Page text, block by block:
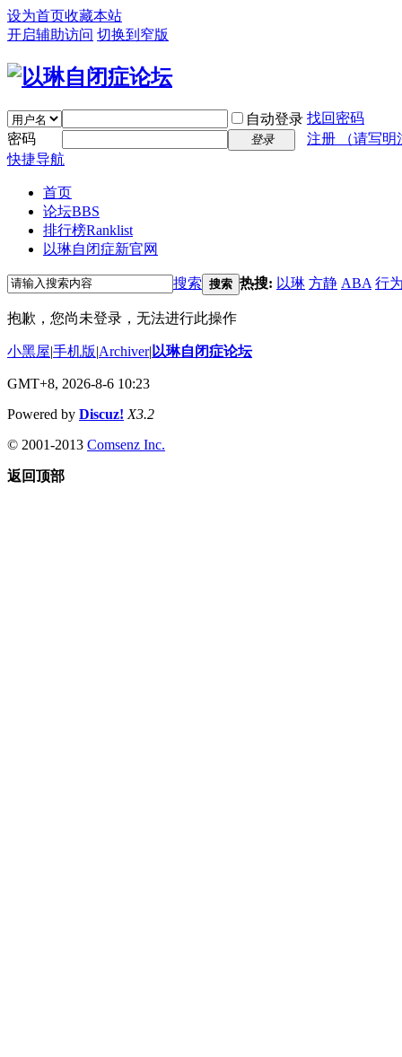
设为首页收藏本站
开启辅助访问 切换到窄版
自动登录 找回密码
密码
登录
注册 （请写明
快捷导航
首页
论坛BBS
排行榜Ranklist
以琳自闭症新官网
搜索 搜索 热搜: 以琳 方静 ABA 行
抱歉，您尚未登录，无法进行此操作
小黑屋|手机版|Archiver| 以琳自闭症论坛
GMT+8, 2026-8-6 10:23
Powered by Discuz! X3.2
© 2001-2013 Comsenz Inc.
返回顶部